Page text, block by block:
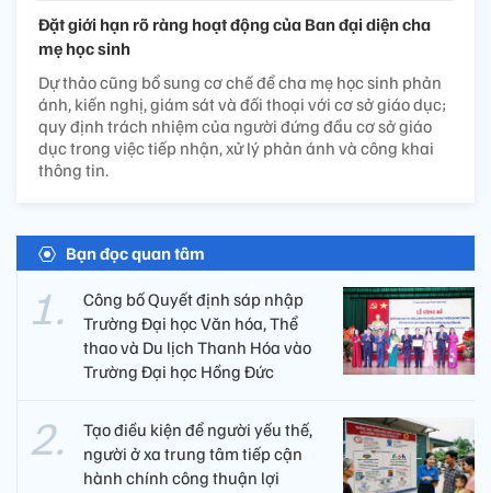
Đặt giới hạn rõ ràng hoạt động của Ban đại diện cha
mẹ học sinh
Dự thảo cũng bổ sung cơ chế để cha mẹ học sinh phản
ánh, kiến nghị, giám sát và đối thoại với cơ sở giáo dục;
quy định trách nhiệm của người đứng đầu cơ sở giáo
dục trong việc tiếp nhận, xử lý phản ánh và công khai
thông tin.
Bạn đọc quan tâm
Công bố Quyết định sáp nhập
Trường Đại học Văn hóa, Thể
thao và Du lịch Thanh Hóa vào
Trường Đại học Hồng Đức
Tạo điều kiện để người yếu thế,
người ở xa trung tâm tiếp cận
hành chính công thuận lợi